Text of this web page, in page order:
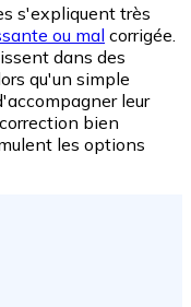
s'expliquent très
ou mal corrigée.
dans des
qu'un simple
leur
bien
les options